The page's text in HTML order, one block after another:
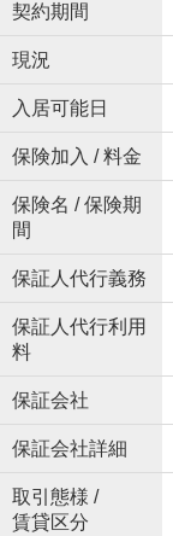
契約期間
現況
入居可能日
保険加入 / 料金
保険名 / 保険期
間
保証人代行義務
保証人代行利用
料
保証会社
保証会社詳細
取引態様 /
賃貸区分